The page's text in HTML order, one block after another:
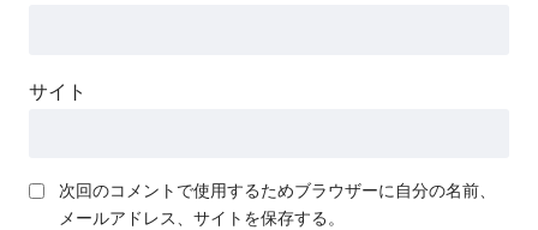
サイト
次回のコメントで使用するためブラウザーに自分の名前、
メールアドレス、サイトを保存する。